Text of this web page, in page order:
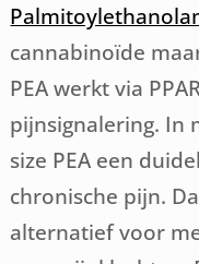
cannabinoïde
PEA werkt via
pijnsignalering. In
size PEA een
chronische pijn.
alternatief voor